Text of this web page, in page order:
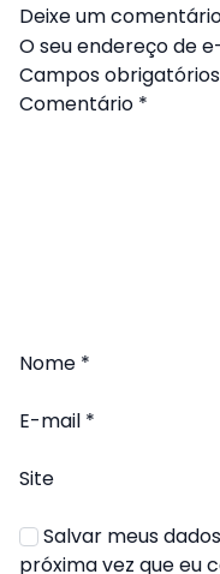
Deixe um
O seu endereço de
Campos
Comentário *
Nome *
E-mail *
Site
Salvar meus
próxima vez que eu